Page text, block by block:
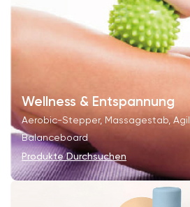
Wellness & Entspannung
Aerobic-Stepper, Massagestab,
Balanceboard
Produkte Durchsuchen